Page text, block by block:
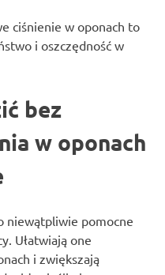
ciśnienie w oponach to
i oszczędność w
bez
w oponach
niewątpliwie pomocne
Ułatwiają one
i zwiększają